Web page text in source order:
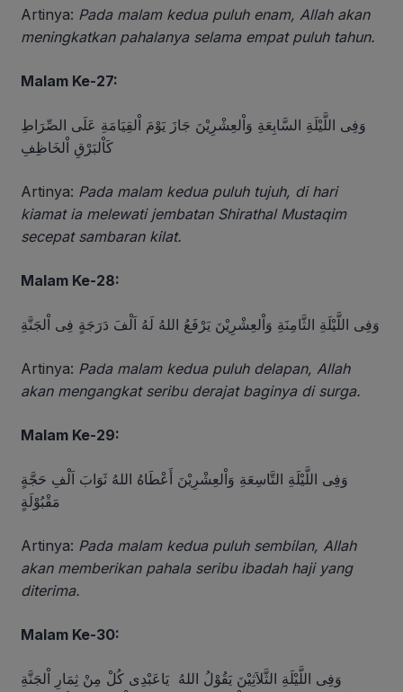
Artinya: Pada malam kedua puluh enam, Allah akan
meningkatkan pahalanya selama empat puluh tahun.
Malam Ke-27:
وَفِى اللَّيْلَةِ السَّابِعَةِ وَاْلعِشْرِيْنَ جَازَ يَوْمَ اْلقِيَامَةِ عَلَى الصِّرَاطِ
كَاْلبَرْقِ اْلخَاظِفِ
Artinya: Pada malam kedua puluh tujuh, di hari
kiamat ia melewati jembatan Shirathal Mustaqim
secepat sambaran kilat.
Malam Ke-28:
وَفِى اللَّيْلَةِ الثَّامِنَةِ وَاْلعِشْرِيْنَ يَرْفَعُ اللهُ لَهُ اَلْفَ دَرَجَةٍ فِى اْلجَنَّةِ
Artinya: Pada malam kedua puluh delapan, Allah
akan mengangkat seribu derajat baginya di surga.
Malam Ke-29:
وَفِى اللَّيْلَةِ التَّاسِعَةِ وَاْلعِشْرِيْنَ أَعْطَاهُ اللهُ ثَوَابَ اَلْفِ حَجَّةٍ
مَقْبُوْلَةٍ
Artinya: Pada malam kedua puluh sembilan, Allah
akan memberikan pahala seribu ibadah haji yang
diterima.
Malam Ke-30:
وَفِى اللَّيْلَةِ الثَّلاَثِيْنَ يَقُوْلُ اللهُ يَاعَبْدِى كُلْ مِنْ ثِمَارِ اْلجَنَّةِ